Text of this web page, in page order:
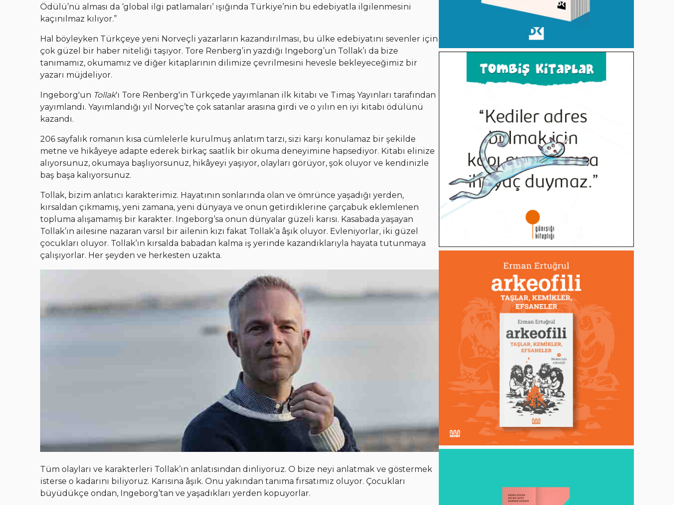
Ödülü’nü alması da ‘global ilgi patlamaları’ ışığında Türkiye’nin bu edebiyatla ilgilenmesini
kaçınılmaz kılıyor.”
Hal böyleyken Türkçeye yeni Norveçli yazarların kazandırılması, bu ülke edebiyatını sevenler için
çok güzel bir haber niteliği taşıyor. Tore Renberg’in yazdığı Ingeborg’un Tollak’ı da bize
tanımamız, okumamız ve diğer kitaplarının dilimize çevrilmesini hevesle bekleyeceğimiz bir
yazarı müjdeliyor.
Ingeborg'un Tollak'ı Tore Renberg'in Türkçede yayımlanan ilk kitabı ve Timaş Yayınları tarafından
yayımlandı. Yayımlandığı yıl Norveç’te çok satanlar arasına girdi ve o yılın en iyi kitabı ödülünü
kazandı.
206 sayfalık romanın kısa cümlelerle kurulmuş anlatım tarzı, sizi karşı konulamaz bir şekilde
metne ve hikâyeye adapte ederek birkaç saatlik bir okuma deneyimine hapsediyor. Kitabı elinize
alıyorsunuz, okumaya başlıyorsunuz, hikâyeyi yaşıyor, olayları görüyor, şok oluyor ve kendinizle
baş başa kalıyorsunuz.
Tollak, bizim anlatıcı karakterimiz. Hayatının sonlarında olan ve ömrünce yaşadığı yerden,
kırsaldan çıkmamış, yeni zamana, yeni dünyaya ve onun getirdiklerine çarçabuk eklemlenen
topluma alışamamış bir karakter. Ingeborg’sa onun dünyalar güzeli karısı. Kasabada yaşayan
Tollak’ın ailesine nazaran varsıl bir ailenin kızı fakat Tollak’a âşık oluyor. Evleniyorlar, iki güzel
çocukları oluyor. Tollak’ın kırsalda babadan kalma iş yerinde kazandıklarıyla hayata tutunmaya
çalışıyorlar. Her şeyden ve herkesten uzakta.
Tüm olayları ve karakterleri Tollak’ın anlatısından dinliyoruz. O bize neyi anlatmak ve göstermek
isterse o kadarını biliyoruz. Karısına âşık. Onu yakından tanıma fırsatımız oluyor. Çocukları
büyüdükçe ondan, Ingeborg’tan ve yaşadıkları yerden kopuyorlar.